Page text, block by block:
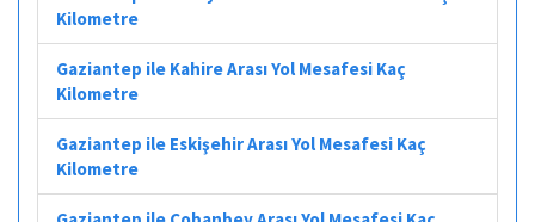
Kilometre
Gaziantep ile Kahire Arası Yol Mesafesi Kaç
Kilometre
Gaziantep ile Eskişehir Arası Yol Mesafesi Kaç
Kilometre